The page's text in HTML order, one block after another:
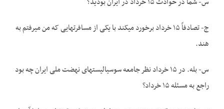
ج- تصادفاً ۱۵ خرداد برخورد می­کند با یکی از مسافرت­هایی که من می­رفتم به
هند.
س- بله. در ۱۵ خرداد نظر جامعه سوسیالیست­های نهضت ملی ایران چه بود
راجع به مسئله ۱۵ خرداد؟